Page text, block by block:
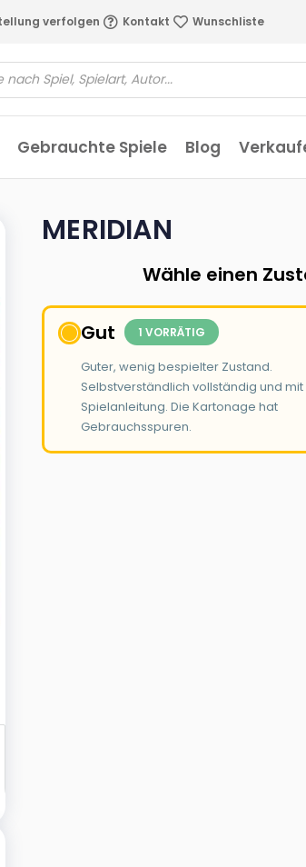
verfolgen Kontakt Wunschliste
Gebrauchte Spiele Blog
MERIDIAN
Wähle einen
Gut 1 VORRÄTIG
Guter, wenig bespielter Zustand.
Selbstverständlich vollständig und mit
Spielanleitung. Die Kartonage hat
Gebrauchsspuren.